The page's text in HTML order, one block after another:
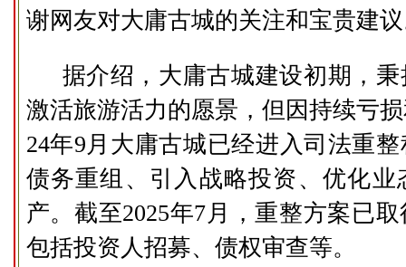
谢网友对大庸古城的关注和宝贵建
据介绍，大庸古城建设初期，
激活旅游活力的愿景，但因持续亏
24年9月大庸古城已经进入司法重
债务重组、引入战略投资、优化业
产。截至2025年7月，重整方案已
包括投资人招募、债权审查等。